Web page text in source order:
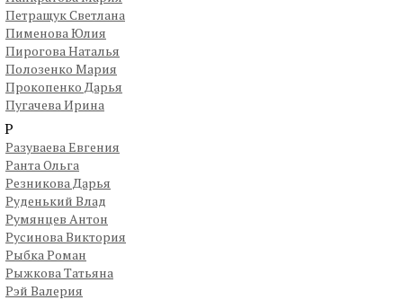
Петращук Светлана
Пименова Юлия
Пирогова Наталья
Полозенко Мария
Прокопенко Дарья
Пугачева Ирина
Р
Разуваева Евгения
Ранта Ольга
Резникова Дарья
Руденький Влад
Румянцев Антон
Русинова Виктория
Рыбка Роман
Рыжкова Татьяна
Рэй Валерия